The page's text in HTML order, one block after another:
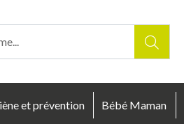
et prévention Bébé Maman